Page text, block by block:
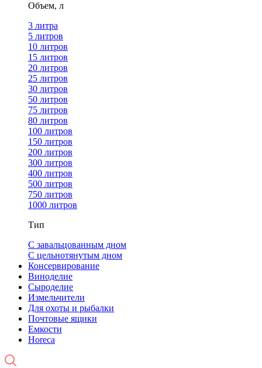
Объем, л
3 литра
5 литров
10 литров
15 литров
20 литров
25 литров
30 литров
50 литров
75 литров
80 литров
100 литров
150 литров
200 литров
300 литров
400 литров
500 литров
750 литров
1000 литров
Тип
С завальцованным дном
С цельнотянутым дном
Консервирование
Виноделие
Сыроделие
Измельчители
Для охоты и рыбалки
Почтовые ящики
Емкости
Horeca